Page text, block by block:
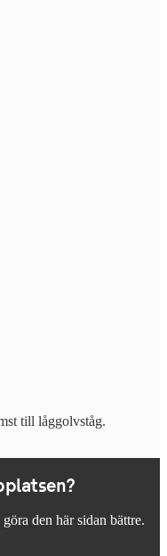
till låggolvståg.
den här sidan bättre.